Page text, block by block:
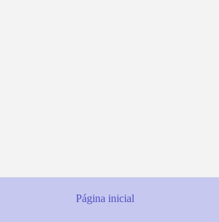
Página inicial